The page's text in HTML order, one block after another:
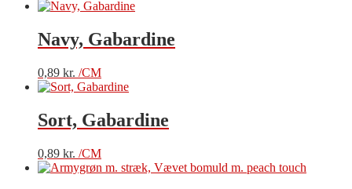
Navy, Gabardine
0,89 kr. /CM
Sort, Gabardine
0,89 kr. /CM